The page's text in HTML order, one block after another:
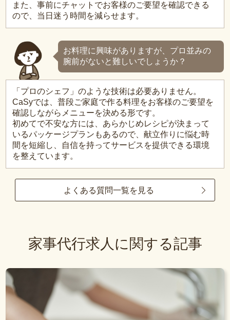
また、事前にチャットでお客様のご要望を確認できる
ので、当日迷う時間を減らせます。
お料理に興味がありますが、プロ並みの
腕前がないと難しいでしょうか？
「プロのシェフ」のような技術は必要ありません。
CaSyでは、普段ご家庭で作る料理をお客様のご要望を
確認しながらメニューを決める形です。
初めてで不安な方には、あらかじめレシピが決まって
いるパッケージプランもあるので、献立作りに悩む時
間を短縮し、自信を持ってサービスを提供できる環境
を整えています。
よくある質問一覧を見る
家事代行求人に関する記事